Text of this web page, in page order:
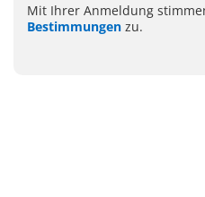
Mit Ihrer Anmeldung
Bestimmungen zu.